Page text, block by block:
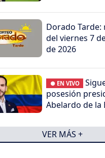
Dorado Tarde:
del viernes 7
de 2026
● EN VIVO
posesión
Abelardo de la
VER MÁS +